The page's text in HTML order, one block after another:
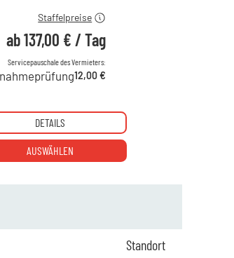
Staffelpreise
ab137,00 € /Tag
Servicepauschale des Vermieters:
12,00 €
DETAILS
AUSWÄHLEN
Standort